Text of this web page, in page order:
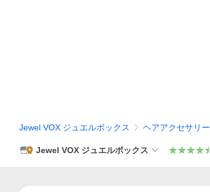
Jewel VOX ジュエルボックス ヘアアクセサリー
Jewel VOX ジュエルボックス